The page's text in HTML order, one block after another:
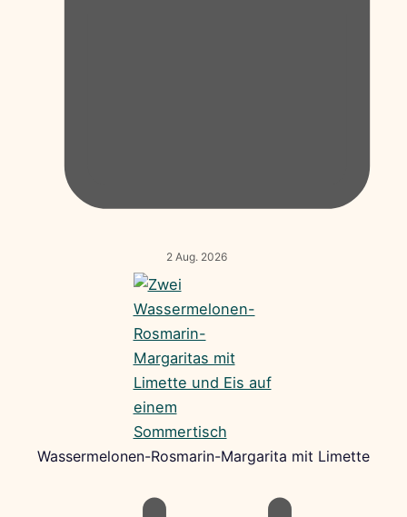
2 Aug. 2026
Wassermelonen-Rosmarin-Margarita mit Limette